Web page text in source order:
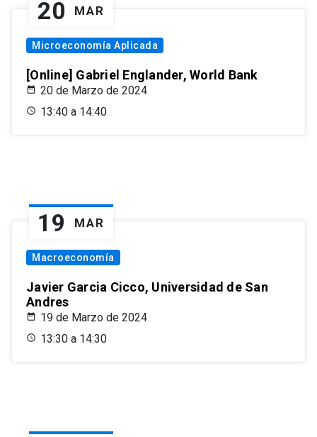
20 MAR
Microeconomía Aplicada
[Online] Gabriel Englander, World Bank
20 de Marzo de 2024
13:40 a 14:40
19 MAR
Macroeconomía
Javier Garcia Cicco, Universidad de San
Andres
19 de Marzo de 2024
13:30 a 14:30